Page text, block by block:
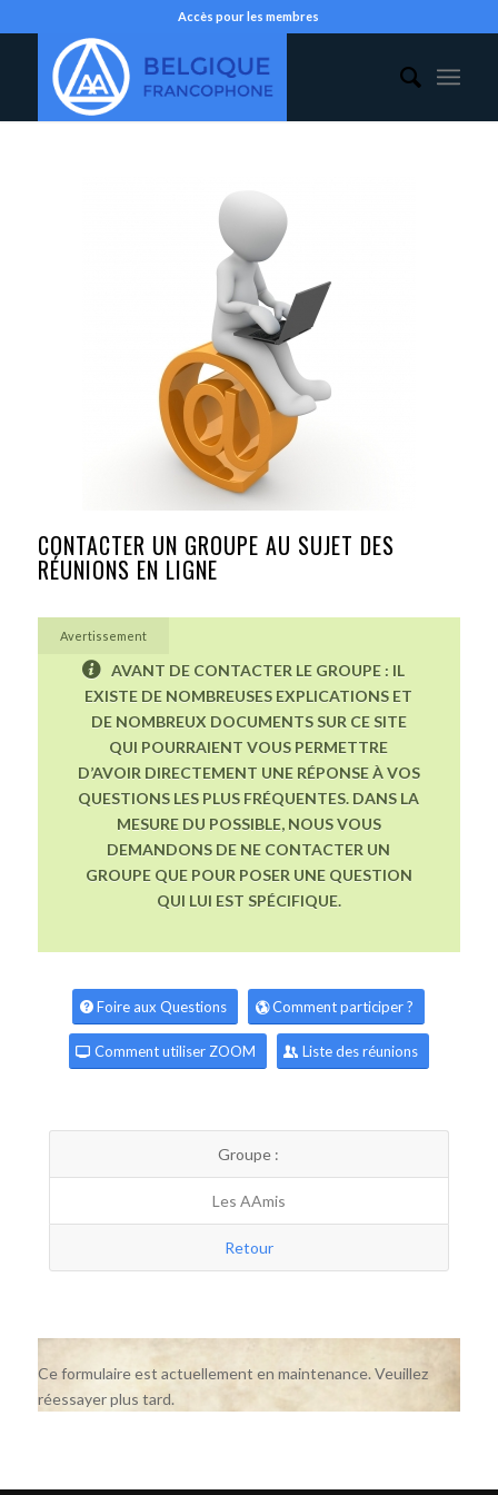
Accès pour les membres
CONTACTER UN GROUPE AU SUJET DES
RÉUNIONS EN LIGNE
Avertissement
AVANT DE CONTACTER LE GROUPE : IL
EXISTE DE NOMBREUSES EXPLICATIONS ET
DE NOMBREUX DOCUMENTS SUR CE SITE
QUI POURRAIENT VOUS PERMETTRE
D’AVOIR DIRECTEMENT UNE RÉPONSE À VOS
QUESTIONS LES PLUS FRÉQUENTES. DANS LA
MESURE DU POSSIBLE, NOUS VOUS
DEMANDONS DE NE CONTACTER UN
GROUPE QUE POUR POSER UNE QUESTION
QUI LUI EST SPÉCIFIQUE.
Foire aux Questions Comment participer ?
Comment utiliser ZOOM Liste des réunions
Groupe :
Les AAmis
Retour
Ce formulaire est actuellement en maintenance. Veuillez
réessayer plus tard.